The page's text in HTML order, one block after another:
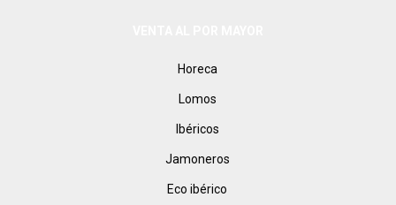
Horeca
Lomos
Ibéricos
Jamoneros
Eco ibérico